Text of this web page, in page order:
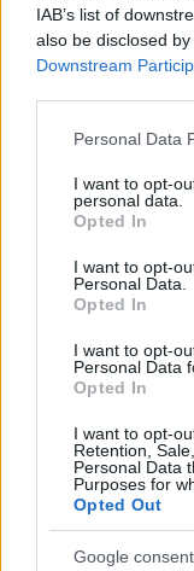
IAB’s list of
also be disclosed
Downstream
Please note that
not limited to your
grant or deny
use your data for
consent section.
Personal Data
I want to opt-
personal data.
Opted In
I want to opt-
Personal Data.
Opted In
I want to opt-
Personal Data
Opted In
I want to opt-
Retention,
Personal Data
Purposes for
Opted Out
Google
Meccs
Paris
Felkészülési szezon
2026-08-08 17:00
1 nap 17 óra 13 perc
Leeds Unitedvs